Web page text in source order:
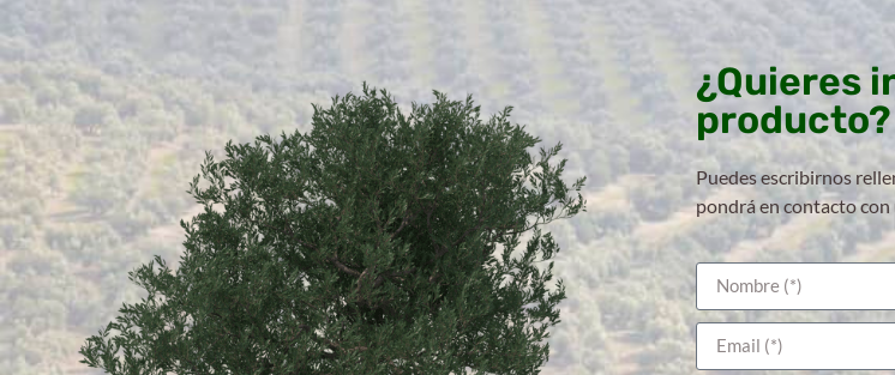
¿Quieres
producto?
Puedes escribirnos
pondrá en contacto